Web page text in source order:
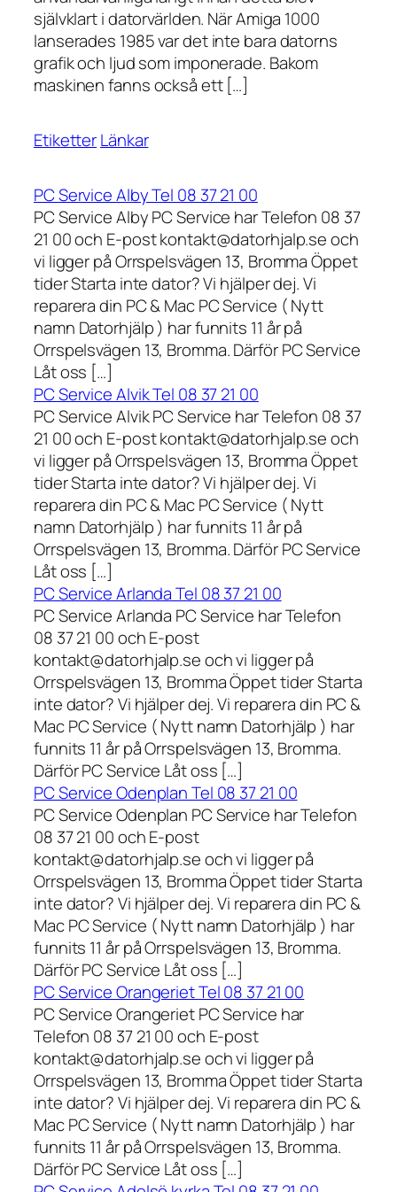
självklart i datorvärlden. När Amiga 1000
lanserades 1985 var det inte bara datorns
grafik och ljud som imponerade. Bakom
maskinen fanns också ett […]
EtiketterLänkar
PC Service Alby Tel 08 37 21 00
PC Service Alby PC Service har Telefon 08 37
21 00 och E-post kontakt@datorhjalp.se och
vi ligger på Orrspelsvägen 13, Bromma Öppet
tider Starta inte dator? Vi hjälper dej. Vi
reparera din PC & Mac PC Service ( Nytt
namn Datorhjälp ) har funnits 11 år på
Orrspelsvägen 13, Bromma. Därför PC Service
Låt oss […]
PC Service Alvik Tel 08 37 21 00
PC Service Alvik PC Service har Telefon 08 37
21 00 och E-post kontakt@datorhjalp.se och
vi ligger på Orrspelsvägen 13, Bromma Öppet
tider Starta inte dator? Vi hjälper dej. Vi
reparera din PC & Mac PC Service ( Nytt
namn Datorhjälp ) har funnits 11 år på
Orrspelsvägen 13, Bromma. Därför PC Service
Låt oss […]
PC Service Arlanda Tel 08 37 21 00
PC Service Arlanda PC Service har Telefon
08 37 21 00 och E-post
kontakt@datorhjalp.se och vi ligger på
Orrspelsvägen 13, Bromma Öppet tider Starta
inte dator? Vi hjälper dej. Vi reparera din PC &
Mac PC Service ( Nytt namn Datorhjälp ) har
funnits 11 år på Orrspelsvägen 13, Bromma.
Därför PC Service Låt oss […]
PC Service Odenplan Tel 08 37 21 00
PC Service Odenplan PC Service har Telefon
08 37 21 00 och E-post
kontakt@datorhjalp.se och vi ligger på
Orrspelsvägen 13, Bromma Öppet tider Starta
inte dator? Vi hjälper dej. Vi reparera din PC &
Mac PC Service ( Nytt namn Datorhjälp ) har
funnits 11 år på Orrspelsvägen 13, Bromma.
Därför PC Service Låt oss […]
PC Service Orangeriet Tel 08 37 21 00
PC Service Orangeriet PC Service har
Telefon 08 37 21 00 och E-post
kontakt@datorhjalp.se och vi ligger på
Orrspelsvägen 13, Bromma Öppet tider Starta
inte dator? Vi hjälper dej. Vi reparera din PC &
Mac PC Service ( Nytt namn Datorhjälp ) har
funnits 11 år på Orrspelsvägen 13, Bromma.
Därför PC Service Låt oss […]